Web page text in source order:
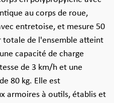
au corps de roue,
entretoise, et mesure 50
totale de l'ensemble atteint
capacité de charge
de 3 km/h et une
80 kg. Elle est
armoires à outils, établis et